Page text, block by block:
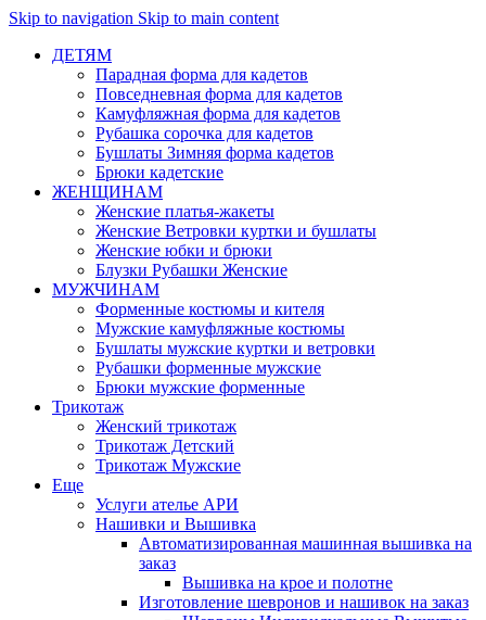
Skip to navigation Skip to main content
ДЕТЯМ
Парадная форма для кадетов
Повседневная форма для кадетов
Камуфляжная форма для кадетов
Рубашка сорочка для кадетов
Бушлаты Зимняя форма кадетов
Брюки кадетские
ЖЕНЩИНАМ
Женские платья-жакеты
Женские Ветровки куртки и бушлаты
Женские юбки и брюки
Блузки Рубашки Женские
МУЖЧИНАМ
Форменные костюмы и кителя
Мужские камуфляжные костюмы
Бушлаты мужские куртки и ветровки
Рубашки форменные мужские
Брюки мужские форменные
Трикотаж
Женский трикотаж
Трикотаж Детский
Трикотаж Мужские
Еще
Услуги ателье АРИ
Нашивки и Вышивка
Автоматизированная машинная вышивка на
заказ
Вышивка на крое и полотне
Изготовление шевронов и нашивок на заказ